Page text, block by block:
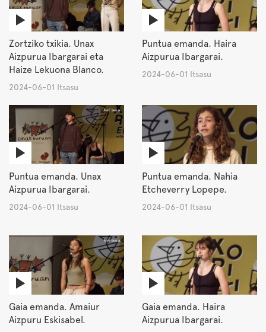
Zortziko txikia. Unax
Aizpurua Ibargarai eta
Haize Lekuona Blanco.
2024-06-01 Itsasu
Puntua emanda. Haira
Aizpurua Ibargarai.
2024-06-01 Itsasu
Puntua emanda. Unax
Aizpurua Ibargarai.
2024-06-01 Itsasu
Puntua emanda. Nahia
Etcheverry Lopepe.
2024-06-01 Itsasu
Gaia emanda. Amaiur
Aizpuru Eskisabel.
Gaia emanda. Haira
Aizpurua Ibargarai.